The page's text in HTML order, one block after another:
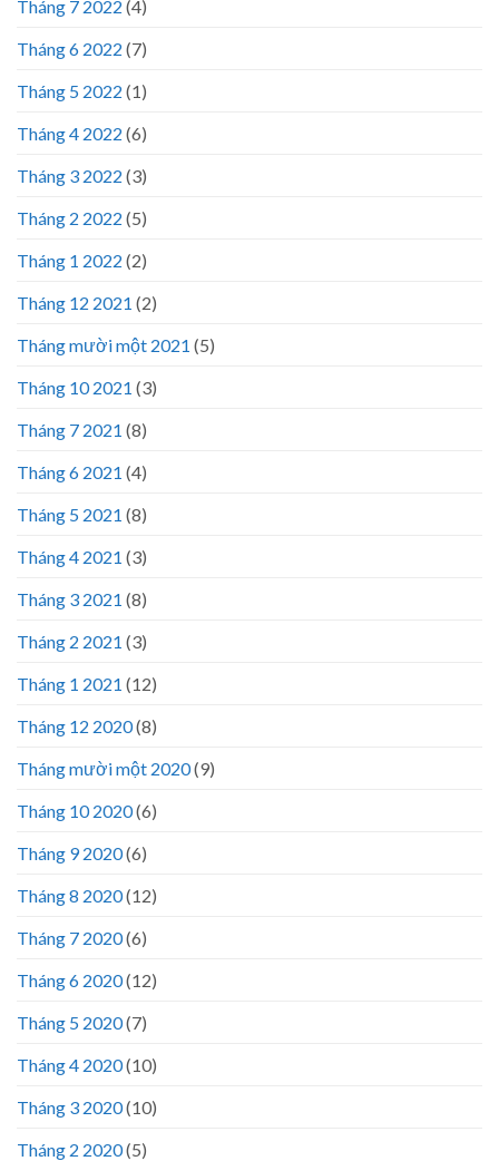
Tháng 7 2022 (4)
Tháng 6 2022 (7)
Tháng 5 2022 (1)
Tháng 4 2022 (6)
Tháng 3 2022 (3)
Tháng 2 2022 (5)
Tháng 1 2022 (2)
Tháng 12 2021 (2)
Tháng mười một 2021 (5)
Tháng 10 2021 (3)
Tháng 7 2021 (8)
Tháng 6 2021 (4)
Tháng 5 2021 (8)
Tháng 4 2021 (3)
Tháng 3 2021 (8)
Tháng 2 2021 (3)
Tháng 1 2021 (12)
Tháng 12 2020(8)
Tháng mười một 2020(9)
Tháng 10 2020(6)
Tháng 9 2020(6)
Tháng 8 2020(12)
Tháng 7 2020(6)
Tháng 6 2020(12)
Tháng 5 2020(7)
Tháng 4 2020(10)
Tháng 3 2020(10)
Tháng 2 2020(5)